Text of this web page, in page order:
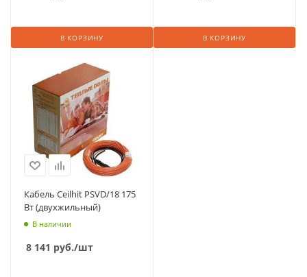
В КОРЗИНУ В КОРЗИНУ
Кабель Ceilhit PSVD/18 175
Вт (двухжильный)
В наличии
8 141 руб./шт